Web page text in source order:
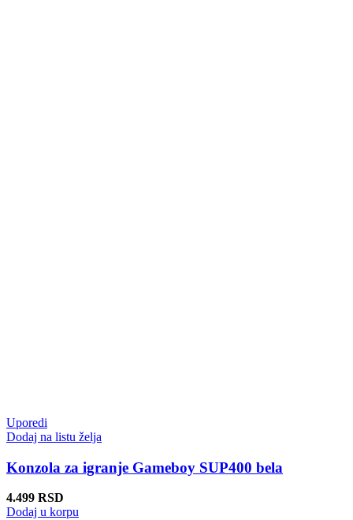
Uporedi
Dodaj na listu želja
Konzola za igranje Gameboy SUP400 bela
4.499 RSD
Dodaj u korpu